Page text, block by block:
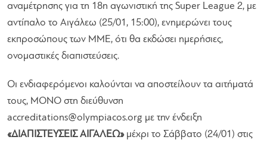
αναμέτρησης για τη 18η αγωνιστική της Super League 2, με
αντίπαλο το Αιγάλεω (25/01, 15:00), ενημερώνει τους
εκπροσώπους των ΜΜΕ, ότι θα εκδώσει ημερήσιες,
ονομαστικές διαπιστεύσεις.
Οι ενδιαφερόμενοι καλούνται να αποστείλουν τα αιτήματά
τους, MONO στη διεύθυνση
accreditations@olympiacos.org με την ένδειξη
«ΔΙΑΠΙΣΤΕΥΣΕΙΣ ΑΙΓΑΛΕΩ»μέχρι το Σάββατο (24/01) στις